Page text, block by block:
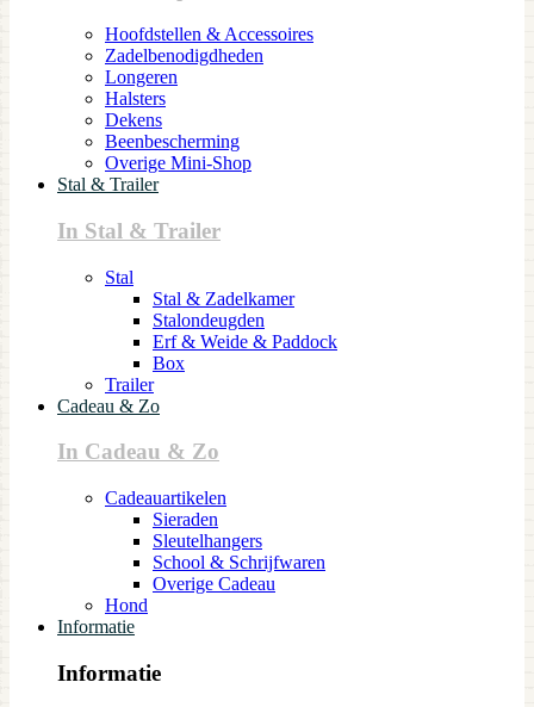
Hoofdstellen & Accessoires
Zadelbenodigdheden
Longeren
Halsters
Dekens
Beenbescherming
Overige Mini-Shop
Stal & Trailer
In Stal & Trailer
Stal
Stal & Zadelkamer
Stalondeugden
Erf & Weide & Paddock
Box
Trailer
Cadeau & Zo
In Cadeau & Zo
Cadeauartikelen
Sieraden
Sleutelhangers
School & Schrijfwaren
Overige Cadeau
Hond
Informatie
Informatie